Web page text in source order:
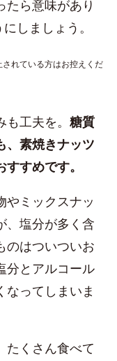
たら意味があり
しましょう。
れている方はお控えくだ
工夫を。 糖質
、素焼きナッツ
すめです。
やミックスナッ
、塩分が多く含
のはついついお
分とアルコール
なってしまいま
たくさん食べて